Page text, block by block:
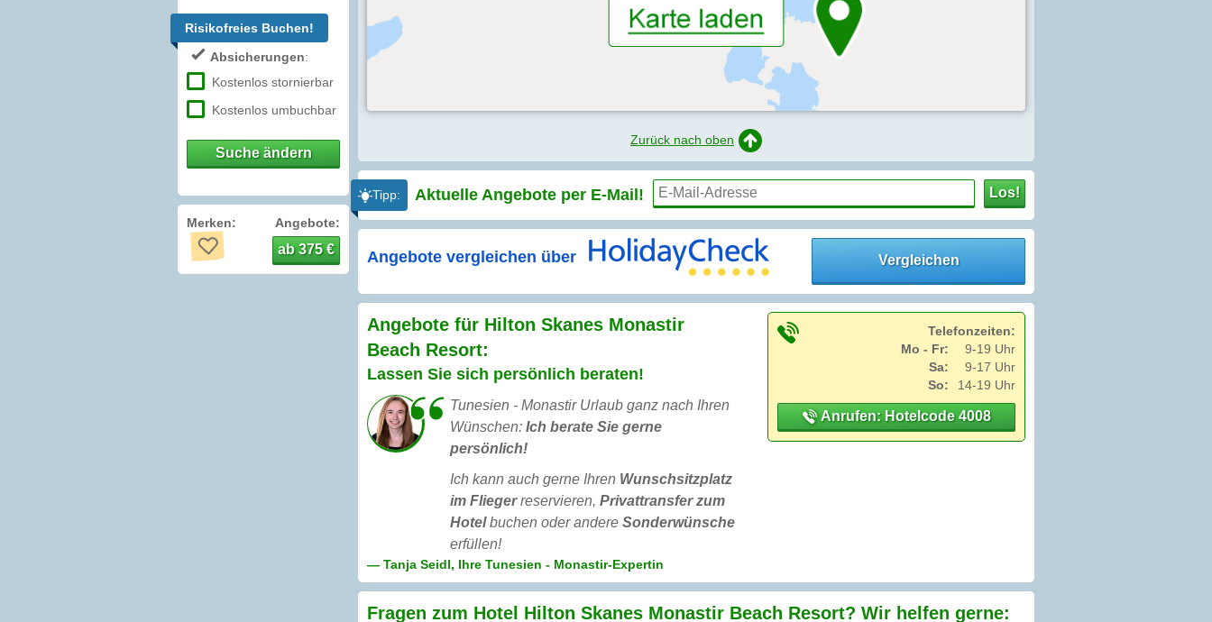
Risikofreies Buchen!
Absicherungen:
Kostenlos stornierbar
Kostenlos umbuchbar
Suche ändern
Merken: Angebote:
ab 375 €
Zurück nach oben
Tipp: Aktuelle Angebote per E-Mail! Los!
Angebote vergleichen über Vergleichen
Angebote für Hilton Skanes Monastir
Beach Resort:
Lassen Sie sich persönlich beraten!
Tunesien - Monastir Urlaub ganz nach Ihren
Wünschen: Ich berate Sie gerne
persönlich!
Ich kann auch gerne Ihren Wunschsitzplatz
im Fliegerreservieren, Privattransfer zum
Hotelbuchen oder andere Sonderwünsche
erfüllen!
— Tanja Seidl, Ihre Tunesien - Monastir-Expertin
Telefonzeiten:
Mo - Fr:
9-19 Uhr
Sa:
9-17 Uhr
So:
14-19 Uhr
Anrufen: Hotelcode 4008
Fragen zum Hotel Hilton Skanes Monastir Beach Resort? Wir helfen gerne: